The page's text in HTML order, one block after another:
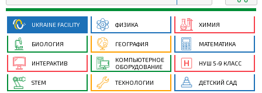
UKRAINE FACILITY ФИЗИКА ХИМИЯ
БИОЛОГИЯ ГЕОГРАФИЯ МАТЕМАТИКА
ИНТЕРАКТИВ
КОМПЬЮТЕРНОЕ
ОБОРУДОВАНИЕ
НУШ 5-9 КЛАСС
STEM ТЕХНОЛОГИИ ДЕТСКИЙ САД